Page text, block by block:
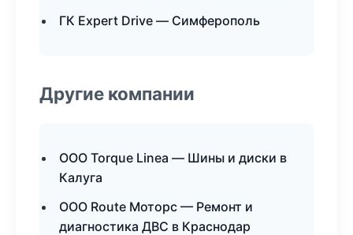
ГК Expert Drive — Симферополь
Другие компании
ООО Torque Linea — Шины и диски в
Калуга
ООО Route Моторс — Ремонт и
диагностика ДВС в Краснодар